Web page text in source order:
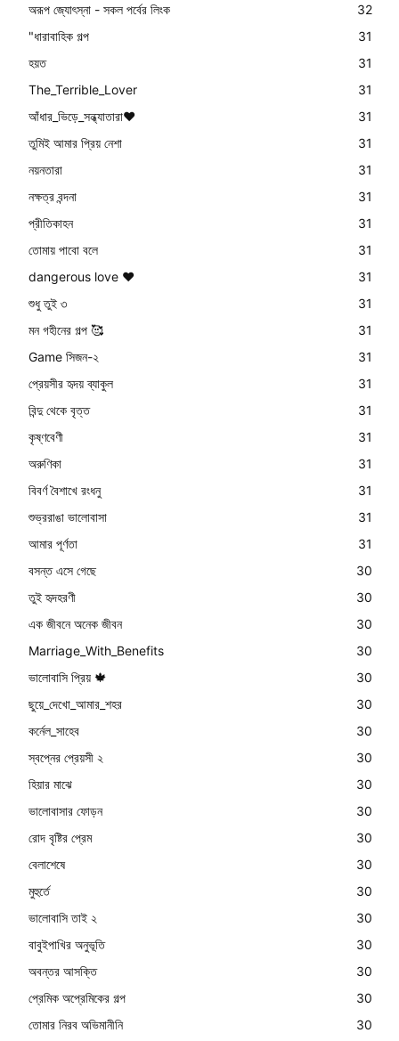
অরূপ জ্যোৎস্না - সকল পর্বের লিংক
32
"ধারাবাহিক গল্প
31
হয়ত
31
The_Terrible_Lover
31
আঁধার_ভিড়ে_সন্ধ্যাতারা❤️
31
তুমিই আমার প্রিয় নেশা
31
নয়নতারা
31
নক্ষত্র বন্দনা
31
প্রীতিকাহন
31
তোমায় পাবো বলে
31
dangerous love ❤️
31
শুধু তুই ৩
31
মন গহীনের গল্প 🥰
31
Game সিজন-২
31
প্রেয়সীর হৃদয় ব্যাকুল
31
বিন্দু থেকে বৃত্ত
31
কৃষ্ণবেণী
31
অরুণিকা
31
বিবর্ণ বৈশাখে রংধনু
31
শুভ্ররাঙা ভালোবাসা
31
আমার পূর্ণতা
31
বসন্ত এসে গেছে
30
তুই হৃদহরণী
30
এক জীবনে অনেক জীবন
30
Marriage_With_Benefits
30
ভালোবাসি প্রিয় 🍁
30
ছুয়ে_দেখো_আমার_শহর
30
কর্নেল_সাহেব
30
স্বপ্নের প্রেয়সী ২
30
হিয়ার মাঝে
30
ভালোবাসার ফোড়ন
30
রোদ বৃষ্টির প্রেম
30
বেলাশেষে
30
মুহুর্তে
30
ভালোবাসি তাই ২
30
বাবুইপাখির অনুভূতি
30
অবন্তর আসক্তি
30
প্রেমিক অপ্রেমিকের গল্প
30
তোমার নিরব অভিমানীনি
30